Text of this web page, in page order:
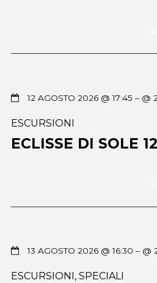
12 AGOSTO 2026 @ 17:45 – @
ESCURSIONI
ECLISSE DI SOLE
13 AGOSTO 2026 @ 16:30 – @
ESCURSIONI, SPECIALI